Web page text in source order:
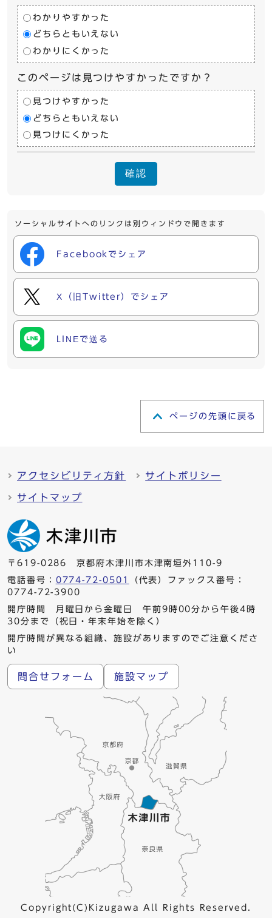
わかりやすかった
どちらともいえない
わかりにくかった
このページは見つけやすかったですか？
見つけやすかった
どちらともいえない
見つけにくかった
確認
ソーシャルサイトへのリンクは別ウィンドウで開きます
Facebookでシェア
X（旧Twitter）でシェア
LINEで送る
ページの先頭に戻る
アクセシビリティ方針 サイトポリシー
サイトマップ
〒619-0286 京都府木津川市木津南垣外110-9
電話番号： 0774-72-0501
（代表）ファックス番号：
0774-72-3900
開庁時間 月曜日から金曜日 午前9時00分から午後4時
30分まで（祝日・年末年始を除く）
開庁時間が異なる組織、施設がありますのでご注意くださ
い
問合せフォーム 施設マップ
Copyright(C)Kizugawa All Rights Reserved.